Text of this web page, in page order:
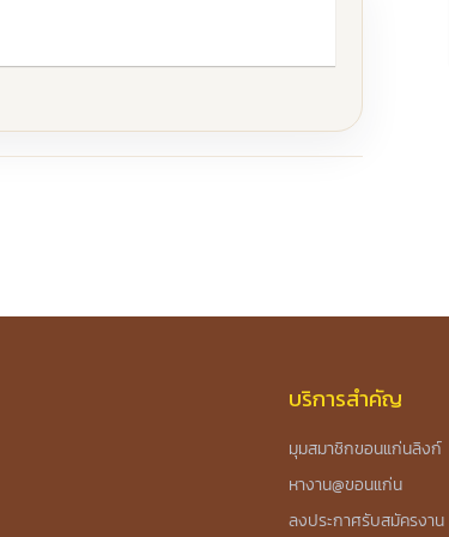
บริการสำคัญ
มุมสมาชิกขอนแก่นลิงก์
หางาน@ขอนแก่น
ลงประกาศรับสมัครงาน